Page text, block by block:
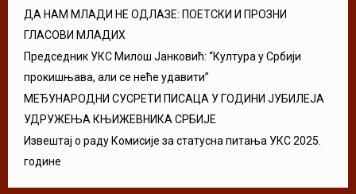
ДА НАМ МЛАДИ НЕ ОДЛАЗЕ: ПОЕТСКИ И ПРОЗНИ
ГЛАСОВИ МЛАДИХ
Председник УКС Милош Јанковић: “Култура у Србији
прокишњава, али се неће удавити”
МЕЂУНАРОДНИ СУСРЕТИ ПИСАЦА У ГОДИНИ ЈУБИЛЕЈА
УДРУЖЕЊА КЊИЖЕВНИКА СРБИЈЕ
Извештај о раду Комисије за статусна питања УКС 2025.
године